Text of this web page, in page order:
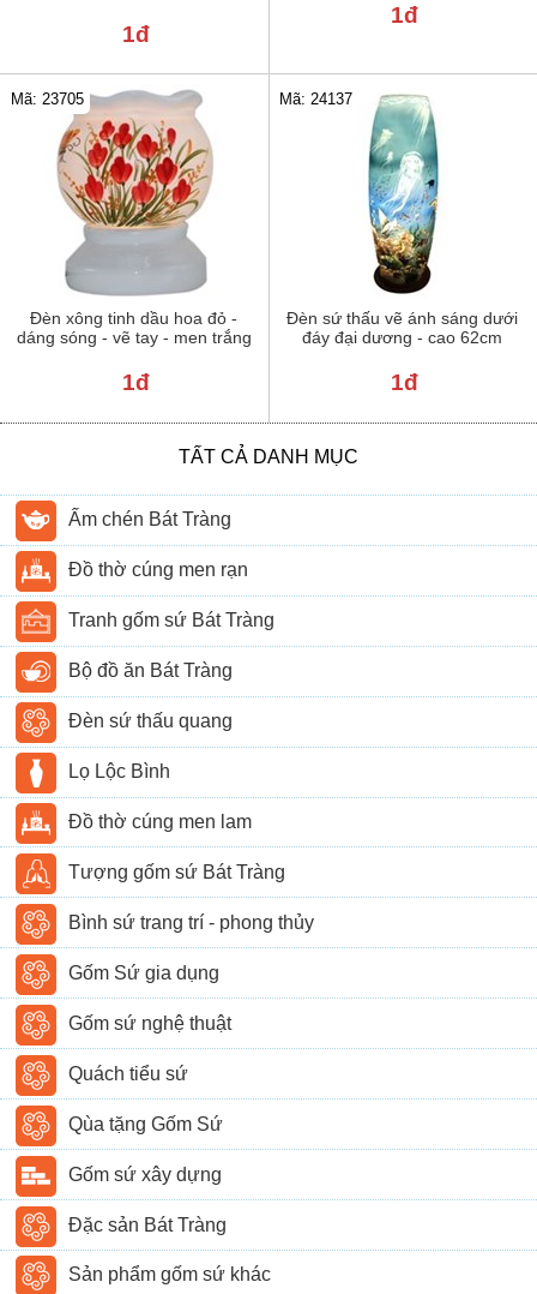
1đ
1đ
Đèn xông tinh dầu hoa đỏ -
dáng sóng - vẽ tay - men trắng
Mã: 23705
1đ
Đèn sứ thấu vẽ ánh sáng dưới
đáy đại dương - cao 62cm
Mã: 24137
1đ
TẤT CẢ DANH MỤC
Ấm chén Bát Tràng
Đồ thờ cúng men rạn
Tranh gốm sứ Bát Tràng
Bộ đồ ăn Bát Tràng
Đèn sứ thấu quang
Lọ Lộc Bình
Đồ thờ cúng men lam
Tượng gốm sứ Bát Tràng
Bình sứ trang trí - phong thủy
Gốm Sứ gia dụng
Gốm sứ nghệ thuật
Quách tiểu sứ
Qùa tặng Gốm Sứ
Gốm sứ xây dựng
Đặc sản Bát Tràng
Sản phẩm gốm sứ khác